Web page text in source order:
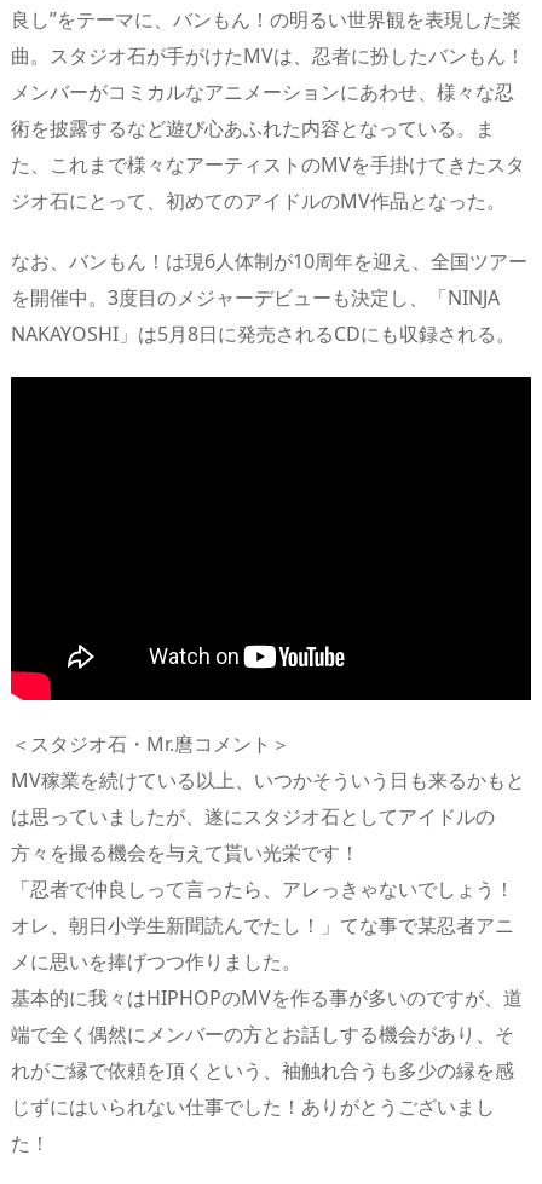
良し”をテーマに、バンもん！の明るい世界観を表現した楽
曲。スタジオ石が手がけたMVは、忍者に扮したバンもん！
メンバーがコミカルなアニメーションにあわせ、様々な忍
術を披露するなど遊び心あふれた内容となっている。ま
た、これまで様々なアーティストのMVを手掛けてきたスタ
ジオ石にとって、初めてのアイドルのMV作品となった。
なお、バンもん！は現6人体制が10周年を迎え、全国ツアー
を開催中。3度目のメジャーデビューも決定し、「NINJA
NAKAYOSHI」は5月8日に発売されるCDにも収録される。
＜スタジオ石・Mr.麿コメント＞
MV稼業を続けている以上、いつかそういう日も来るかもと
は思っていましたが、遂にスタジオ石としてアイドルの
方々を撮る機会を与えて貰い光栄です！
「忍者で仲良しって言ったら、アレっきゃないでしょう！
オレ、朝日小学生新聞読んでたし！」てな事で某忍者アニ
メに思いを捧げつつ作りました。
基本的に我々はHIPHOPのMVを作る事が多いのですが、道
端で全く偶然にメンバーの方とお話しする機会があり、そ
れがご縁で依頼を頂くという、袖触れ合うも多少の縁を感
じずにはいられない仕事でした！ありがとうございまし
た！